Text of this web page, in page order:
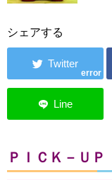
シェアする
error
ＰＩＣＫ－ＵＰ